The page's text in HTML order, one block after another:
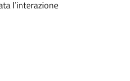
l’interazione